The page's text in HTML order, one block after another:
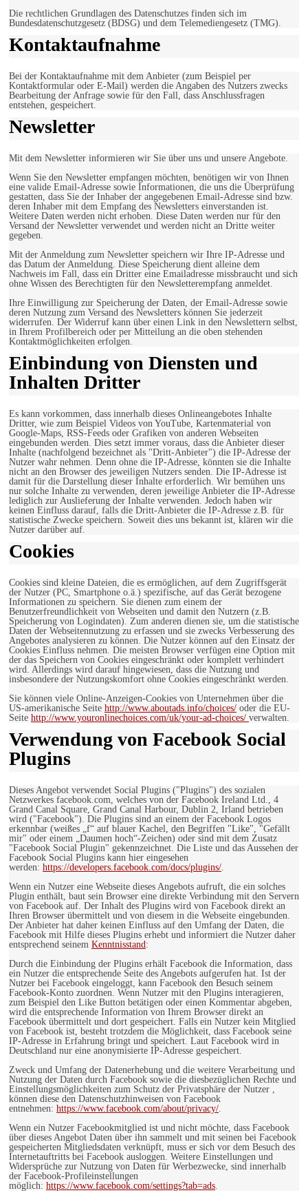
Die rechtlichen Grundlagen des Datenschutzes finden sich im
Bundesdatenschutzgesetz (BDSG) und dem Telemediengesetz (TMG).
Kontaktaufnahme
Bei der Kontaktaufnahme mit dem Anbieter (zum Beispiel per
Kontaktformular oder E-Mail) werden die Angaben des Nutzers zwecks
Bearbeitung der Anfrage sowie für den Fall, dass Anschlussfragen
entstehen, gespeichert.
Newsletter
Mit dem Newsletter informieren wir Sie über uns und unsere Angebote.
Wenn Sie den Newsletter empfangen möchten, benötigen wir von Ihnen
eine valide Email-Adresse sowie Informationen, die uns die Überprüfung
gestatten, dass Sie der Inhaber der angegebenen Email-Adresse sind bzw.
deren Inhaber mit dem Empfang des Newsletters einverstanden ist.
Weitere Daten werden nicht erhoben. Diese Daten werden nur für den
Versand der Newsletter verwendet und werden nicht an Dritte weiter
gegeben.
Mit der Anmeldung zum Newsletter speichern wir Ihre IP-Adresse und
das Datum der Anmeldung. Diese Speicherung dient alleine dem
Nachweis im Fall, dass ein Dritter eine Emailadresse missbraucht und sich
ohne Wissen des Berechtigten für den Newsletterempfang anmeldet.
Ihre Einwilligung zur Speicherung der Daten, der Email-Adresse sowie
deren Nutzung zum Versand des Newsletters können Sie jederzeit
widerrufen. Der Widerruf kann über einen Link in den Newslettern selbst,
in Ihrem Profilbereich oder per Mitteilung an die oben stehenden
Kontaktmöglichkeiten erfolgen.
Einbindung von Diensten und
Inhalten Dritter
Es kann vorkommen, dass innerhalb dieses Onlineangebotes Inhalte
Dritter, wie zum Beispiel Videos von YouTube, Kartenmaterial von
Google-Maps, RSS-Feeds oder Grafiken von anderen Webseiten
eingebunden werden. Dies setzt immer voraus, dass die Anbieter dieser
Inhalte (nachfolgend bezeichnet als "Dritt-Anbieter") die IP-Adresse der
Nutzer wahr nehmen. Denn ohne die IP-Adresse, könnten sie die Inhalte
nicht an den Browser des jeweiligen Nutzers senden. Die IP-Adresse ist
damit für die Darstellung dieser Inhalte erforderlich. Wir bemühen uns
nur solche Inhalte zu verwenden, deren jeweilige Anbieter die IP-Adresse
lediglich zur Auslieferung der Inhalte verwenden. Jedoch haben wir
keinen Einfluss darauf, falls die Dritt-Anbieter die IP-Adresse z.B. für
statistische Zwecke speichern. Soweit dies uns bekannt ist, klären wir die
Nutzer darüber auf.
Cookies
Cookies sind kleine Dateien, die es ermöglichen, auf dem Zugriffsgerät
der Nutzer (PC, Smartphone o.ä.) spezifische, auf das Gerät bezogene
Informationen zu speichern. Sie dienen zum einem der
Benutzerfreundlichkeit von Webseiten und damit den Nutzern (z.B.
Speicherung von Logindaten). Zum anderen dienen sie, um die statistische
Daten der Webseitennutzung zu erfassen und sie zwecks Verbesserung des
Angebotes analysieren zu können. Die Nutzer können auf den Einsatz der
Cookies Einfluss nehmen. Die meisten Browser verfügen eine Option mit
der das Speichern von Cookies eingeschränkt oder komplett verhindert
wird. Allerdings wird darauf hingewiesen, dass die Nutzung und
insbesondere der Nutzungskomfort ohne Cookies eingeschränkt werden.
Sie können viele Online-Anzeigen-Cookies von Unternehmen über die
US-amerikanische Seite http://www.aboutads.info/choices/ oder die EU-
Seite http://www.youronlinechoices.com/uk/your-ad-choices/ verwalten.
Verwendung von Facebook Social
Plugins
Dieses Angebot verwendet Social Plugins ("Plugins") des sozialen
Netzwerkes facebook.com, welches von der Facebook Ireland Ltd., 4
Grand Canal Square, Grand Canal Harbour, Dublin 2, Irland betrieben
wird ("Facebook"). Die Plugins sind an einem der Facebook Logos
erkennbar (weißes „f“ auf blauer Kachel, den Begriffen "Like", "Gefällt
mir" oder einem „Daumen hoch“-Zeichen) oder sind mit dem Zusatz
"Facebook Social Plugin" gekennzeichnet. Die Liste und das Aussehen der
Facebook Social Plugins kann hier eingesehen
werden: https://developers.facebook.com/docs/plugins/
Wenn ein Nutzer eine Webseite dieses Angebots aufruft, die ein solches
Plugin enthält, baut sein Browser eine direkte Verbindung mit den Servern
von Facebook auf. Der Inhalt des Plugins wird von Facebook direkt an
Ihren Browser übermittelt und von diesem in die Webseite eingebunden.
Der Anbieter hat daher keinen Einfluss auf den Umfang der Daten, die
Facebook mit Hilfe dieses Plugins erhebt und informiert die Nutzer daher
entsprechend seinem Kenntnisstand :
Durch die Einbindung der Plugins erhält Facebook die Information, dass
ein Nutzer die entsprechende Seite des Angebots aufgerufen hat. Ist der
Nutzer bei Facebook eingeloggt, kann Facebook den Besuch seinem
Facebook-Konto zuordnen. Wenn Nutzer mit den Plugins interagieren,
zum Beispiel den Like Button betätigen oder einen Kommentar abgeben,
wird die entsprechende Information von Ihrem Browser direkt an
Facebook übermittelt und dort gespeichert. Falls ein Nutzer kein Mitglied
von Facebook ist, besteht trotzdem die Möglichkeit, dass Facebook seine
IP-Adresse in Erfahrung bringt und speichert. Laut Facebook wird in
Deutschland nur eine anonymisierte IP-Adresse gespeichert.
Zweck und Umfang der Datenerhebung und die weitere Verarbeitung und
Nutzung der Daten durch Facebook sowie die diesbezüglichen Rechte und
Einstellungsmöglichkeiten zum Schutz der Privatsphäre der Nutzer ,
können diese den Datenschutzhinweisen von Facebook
entnehmen: https://www.facebook.com/about/privacy/
Wenn ein Nutzer Facebookmitglied ist und nicht möchte, dass Facebook
über dieses Angebot Daten über ihn sammelt und mit seinen bei Facebook
gespeicherten Mitgliedsdaten verknüpft, muss er sich vor dem Besuch des
Internetauftritts bei Facebook ausloggen. Weitere Einstellungen und
Widersprüche zur Nutzung von Daten für Werbezwecke, sind innerhalb
der Facebook-Profileinstellungen
möglich: https://www.facebook.com/settings?tab=ads